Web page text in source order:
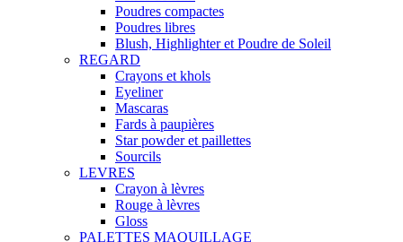
Poudres compactes
Poudres libres
Blush, Highlighter et Poudre de Soleil
REGARD
Crayons et khols
Eyeliner
Mascaras
Fards à paupières
Star powder et paillettes
Sourcils
LEVRES
Crayon à lèvres
Rouge à lèvres
Gloss
PALETTES MAQUILLAGE